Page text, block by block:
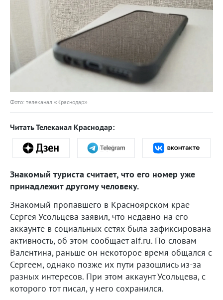
Фото: телеканал «Краснодар»
Читать Телеканал Краснодар:
Знакомый туриста считает, что его номер уже
принадлежит другому человеку.
Знакомый пропавшего в Красноярском крае
Сергея Усольцева заявил, что недавно на его
аккаунте в социальных сетях была зафиксирована
активность, об этом сообщает aif.ru. По словам
Валентина, раньше он некоторое время общался с
Сергеем, однако позже их пути разошлись из-за
разных интересов. При этом аккаунт Усольцева, с
которого тот писал, у него сохранился.